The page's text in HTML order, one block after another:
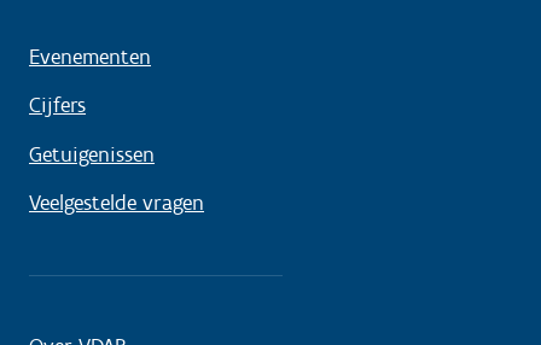
Evenementen
Cijfers
Getuigenissen
Veelgestelde vragen